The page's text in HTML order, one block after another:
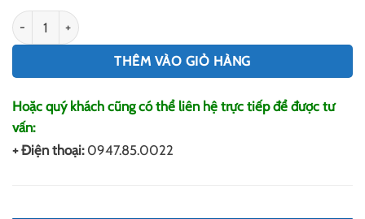
In Băng Rôn Mừng Chúa Giáng Sinh 2023 Đẹp Sắc Nét
THÊM VÀO GIỎ HÀNG
Hoặc quý khách cũng có thể liên hệ trực tiếp để được tư
vấn:
+ Điện thoại: 0947.85.0022